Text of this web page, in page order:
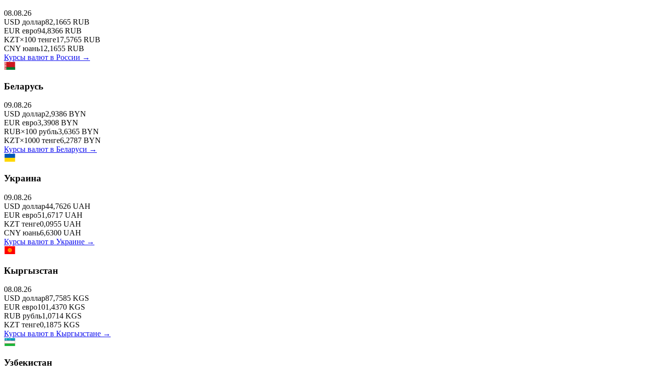
08.08.26
USD доллар82,1665 RUB
EUR евро94,8366 RUB
KZT×100 тенге17,5765 RUB
CNY юань12,1655 RUB
Курсы валют в России →
Беларусь
09.08.26
USD доллар2,9386 BYN
EUR евро3,3908 BYN
RUB×100 рубль3,6365 BYN
KZT×1000 тенге6,2787 BYN
Курсы валют в Беларуси →
Украина
09.08.26
USD доллар44,7626 UAH
EUR евро51,6717 UAH
KZT тенге0,0955 UAH
CNY юань6,6300 UAH
Курсы валют в Украине →
Кыргызстан
08.08.26
USD доллар87,7585 KGS
EUR евро101,4370 KGS
RUB рубль1,0714 KGS
KZT тенге0,1875 KGS
Курсы валют в Кыргызстане →
Узбекистан